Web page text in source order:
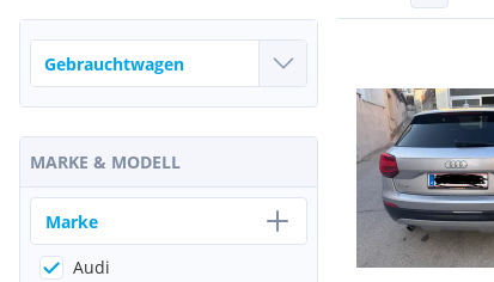
MARKE & MODELL
Marke
Audi